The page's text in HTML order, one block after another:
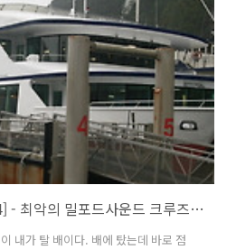
이후 열흘 가까이 밤에 잔기침을 하고
사탕 형태이다. 약국에서 별거 다 판다.
는게 없다. 버스 지붕이 유..
뉴질랜드 자전거 여행[24] - 최악의 밀포드사운드 크루즈 여행
내가 탈 배이다. 배에 탔는데 바로 점